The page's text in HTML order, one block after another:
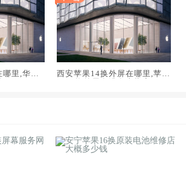
哪里,华强
西安苹果14换外屏在哪里,苹果